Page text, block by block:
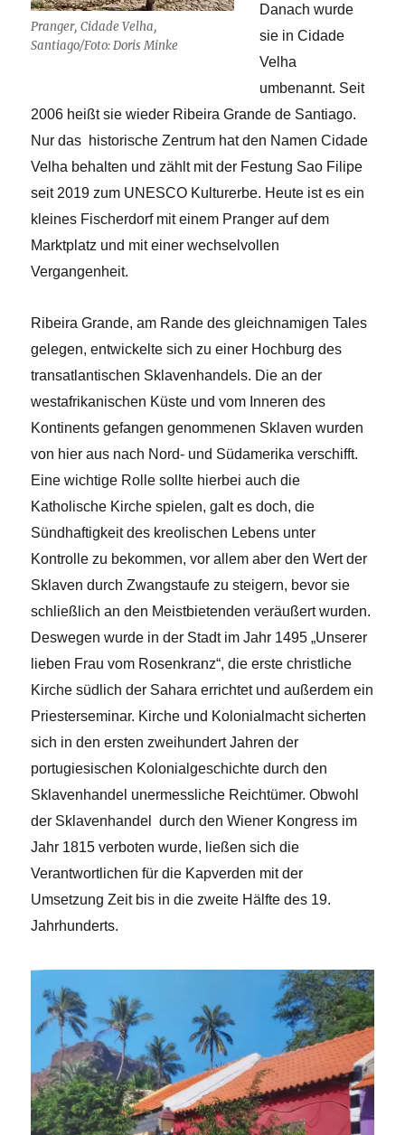
Pranger, Cidade Velha,
Santiago/Foto: Doris Minke
Danach wurde
sie in Cidade
Velha
umbenannt. Seit
2006 heißt sie wieder Ribeira Grande de Santiago.
Nur das historische Zentrum hat den Namen Cidade
Velha behalten und zählt mit der Festung Sao Filipe
seit 2019 zum UNESCO Kulturerbe. Heute ist es ein
kleines Fischerdorf mit einem Pranger auf dem
Marktplatz und mit einer wechselvollen
Vergangenheit.
Ribeira Grande, am Rande des gleichnamigen Tales
gelegen, entwickelte sich zu einer Hochburg des
transatlantischen Sklavenhandels. Die an der
westafrikanischen Küste und vom Inneren des
Kontinents gefangen genommenen Sklaven wurden
von hier aus nach Nord- und Südamerika verschifft.
Eine wichtige Rolle sollte hierbei auch die
Katholische Kirche spielen, galt es doch, die
Sündhaftigkeit des kreolischen Lebens unter
Kontrolle zu bekommen, vor allem aber den Wert der
Sklaven durch Zwangstaufe zu steigern, bevor sie
schließlich an den Meistbietenden veräußert wurden.
Deswegen wurde in der Stadt im Jahr 1495 „Unserer
lieben Frau vom Rosenkranz“, die erste christliche
Kirche südlich der Sahara errichtet und außerdem ein
Priesterseminar. Kirche und Kolonialmacht sicherten
sich in den ersten zweihundert Jahren der
portugiesischen Kolonialgeschichte durch den
Sklavenhandel unermessliche Reichtümer. Obwohl
der Sklavenhandel durch den Wiener Kongress im
Jahr 1815 verboten wurde, ließen sich die
Verantwortlichen für die Kapverden mit der
Umsetzung Zeit bis in die zweite Hälfte des 19.
Jahrhunderts.